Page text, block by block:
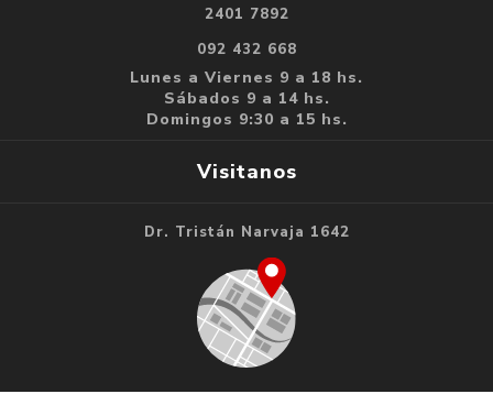
2401 7892
092 432 668
Lunes a Viernes 9 a 18 hs.
Sábados 9 a 14 hs.
Domingos 9:30 a 15 hs.
Visitanos
Dr. Tristán Narvaja 1642